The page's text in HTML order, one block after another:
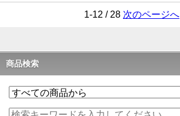
1-12 / 28 次のページへ
商品検索